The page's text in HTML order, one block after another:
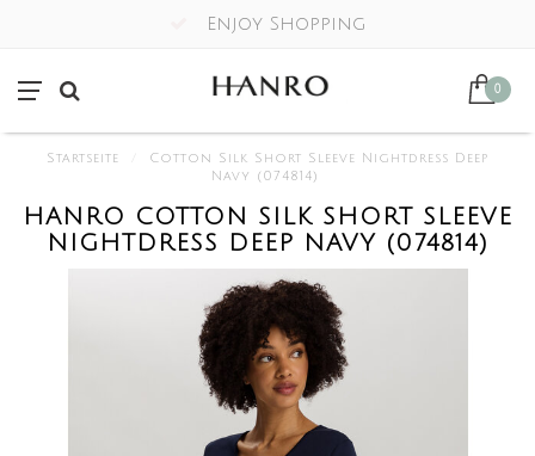
Enjoy Shopping
0
Startseite
Cotton Silk Short Sleeve Nightdress Deep
Navy (074814)
HANRO COTTON SILK SHORT SLEEVE
NIGHTDRESS DEEP NAVY (074814)